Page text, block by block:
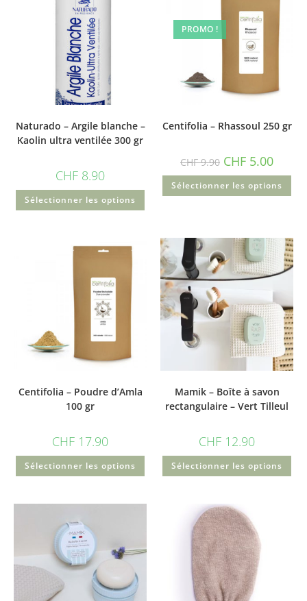
Naturado – Argile blanche –
Kaolin ultra ventilée 300 gr
CHF 8.90
Sélectionner les options
PROMO !
Centifolia – Rhassoul 250 gr
CHF9.90 CHF 5.00
Sélectionner les options
Centifolia – Poudre d’Amla
100 gr
CHF 17.90
Sélectionner les options
Mamik – Boîte à savon
rectangulaire – Vert Tilleul
CHF 12.90
Sélectionner les options